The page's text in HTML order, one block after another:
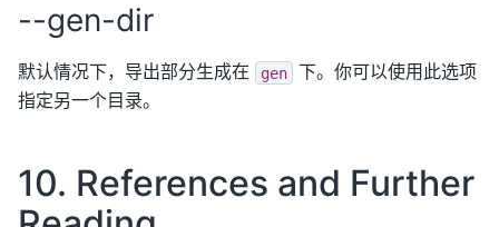
--gen-dir
默认情况下，导出部分生成在 gen
下。你可以使用此选项
指定另一个目录。
10. References and Further